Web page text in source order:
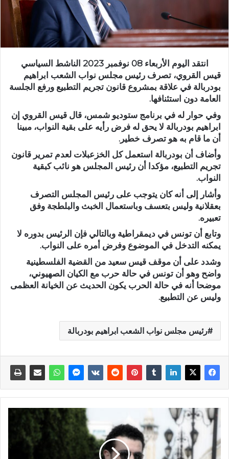
انتقد اليوم الأربعاء 08 نوفمبر 2023 الناشط السياسي
قيس القروي، تصرف رئيس مجلس نواب الشعب ابراهيم
بودربالة في علاقة بمشروع قانون تجريم التطبيع ورفع الجلسة
العامة دون استئنافها.
وفي حوار له في برنامج ستوديو شمس، قال قيس القروي إن
ابراهيم بودربالة لا يحق له فرض رأيه على بقية النواب، مبينا
أن ما قام به هو تصرف خطير.
وأضاف أن بودربالة استعمل كل الخزعبلات لعدم تمرير قانون
تجريم التطبيع، مؤكدا أن رئيس المجلس هو نائب كبقية
النواب.
وأشار إلى أنه كان يتوجب على رئيس المجلس التصرف
بعقلانية وليس بتعسف وباستعمال الخبث والبلطجة وفق
تعبيره.
وتابع أن تونس في ديمقراطية وبالتالي فإن الرئيس بدوره لا
يمكنه التدخل في الموضوع وفرض أمره على النواب.
وشدد على أن موقف قيس سعيد من القضية الفلسطينية
واضح وهو أن تونس في حالة حرب مع الكيان الصهيوني،
موضحا أنه في حالة الحرب يكون الحديث عن الخيانة العظمى
وليس عن التطبيع.
رئيس مجلس نواب الشعب ابراهيم بودربالة